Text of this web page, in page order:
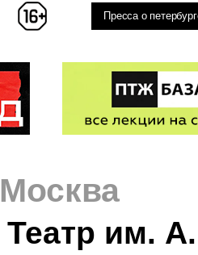
Пресса о
Москва
Театр им.